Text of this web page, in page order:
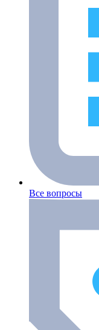
Все вопросы